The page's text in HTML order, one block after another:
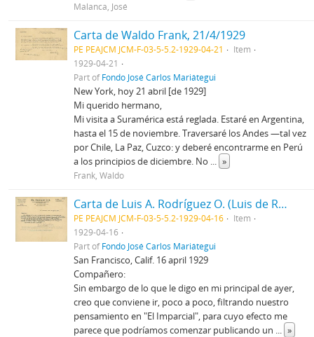
Malanca, José
Carta de Waldo Frank, 21/4/1929
PE PEAJCM JCM-F-03-5-5.2-1929-04-21
Item
1929-04-21
Part ofFondo José Carlos Mariátegui
New York, hoy 21 abril [de 1929]
Mi querido hermano,
Mi visita a Suramérica está reglada. Estaré en Argentina,
hasta el 15 de noviembre. Traversaré los Andes —tal vez
por Chile, La Paz, Cuzco: y deberé encontrarme en Perú
a los principios de diciembre. No ... »
Frank, Waldo
Carta de Luis A. Rodríguez O. (Luis de Rodrigo), 16/4/1929
PE PEAJCM JCM-F-03-5-5.2-1929-04-16
Item
1929-04-16
Part ofFondo José Carlos Mariátegui
San Francisco, Calif. 16 april 1929
Compañero:
Sin embargo de lo que le digo en mi principal de ayer,
creo que conviene ir, poco a poco, filtrando nuestro
pensamiento en "El Imparcial", para cuyo efecto me
parece que podríamos comenzar publicando un ... »